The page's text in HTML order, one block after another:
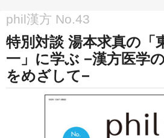
phil漢方 No.43
特別対談 湯本求真の「
一」に学ぶ −漢方医学
をめざして−